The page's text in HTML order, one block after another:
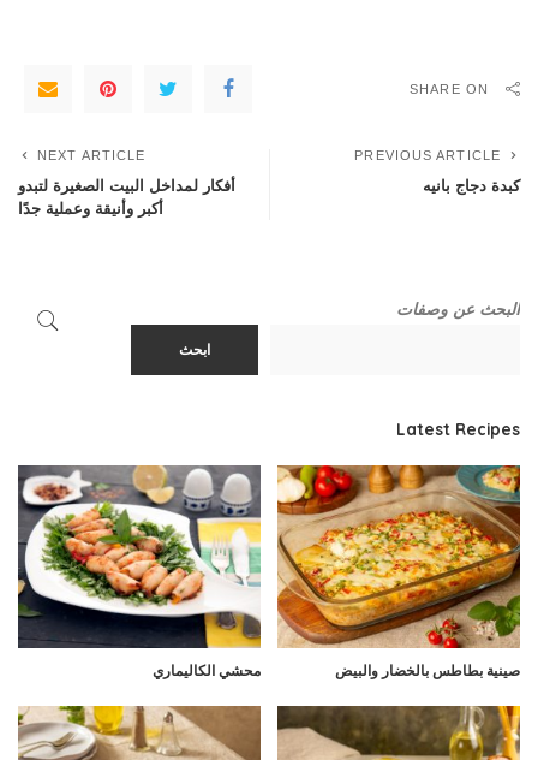
SHARE ON
PREVIOUS ARTICLE
كبدة دجاج بانيه
NEXT ARTICLE
أفكار لمداخل البيت الصغيرة لتبدو
أكبر وأنيقة وعملية جدًا
البحث عن وصفات
ابحث
Latest Recipes
صينية بطاطس بالخضار والبيض محشي الكاليماري